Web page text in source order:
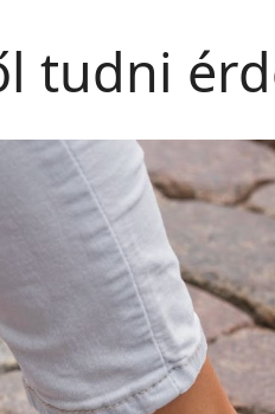
tudni